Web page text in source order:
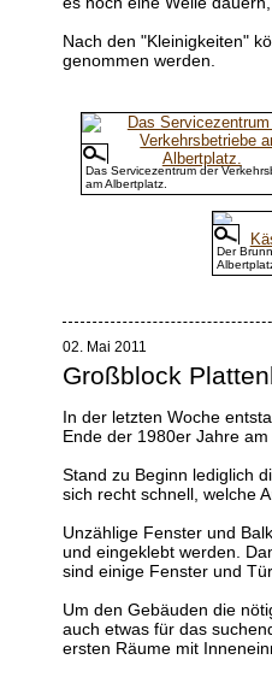
Nach den "Kleinigkeiten"
genommen werden.
Das Servicezentrum der
am Albertplatz.
Der
02. Mai 2011
Großblock
In der letzten Woche
Ende der 1980er Jahre
Stand zu Beginn lediglich
sich recht schnell, welche
Unzählige Fenster und
und eingeklebt werden.
sind einige Fenster und
Um den Gebäuden die
auch etwas für das
ersten Räume mit